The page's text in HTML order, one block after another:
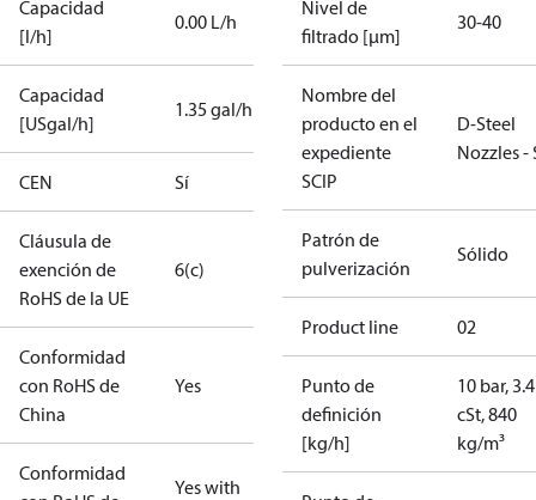
Capacidad
[l/h]
0.00 L/h
Capacidad
[USgal/h]
1.35 gal/h
CEN Sí
Cláusula de
exención de
RoHS de la UE
6(c)
Conformidad
con RoHS de
China
Yes
Conformidad
Yes with
Nivel de
filtrado [µm]
30-40
Nombre del
producto en el
expediente
SCIP
D-Steel
Nozzles -
Patrón de
pulverización
Sólido
Product line 02
Punto de
definición
[kg/h]
10 bar, 3.4
cSt, 840
kg/m³